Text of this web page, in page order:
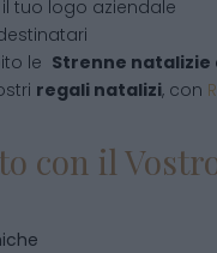
tuo logo aziendale
le Strenne natalizie
regali natalizi, con
con il